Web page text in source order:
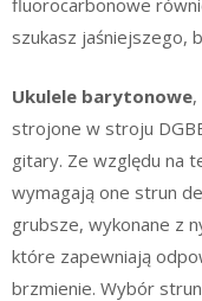
fluorocarbonowe
szukasz jaśniejszego,
Ukulele barytonowe
strojone w stroju
gitary. Ze względu na
wymagają one strun
grubsze, wykonane z
które zapewniają
brzmienie. Wybór